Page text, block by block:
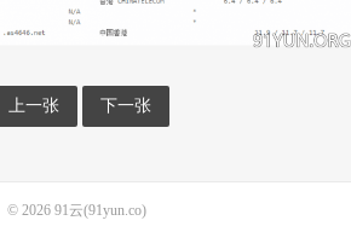
上一张 下一张
© 2026 91云(91yun.co)